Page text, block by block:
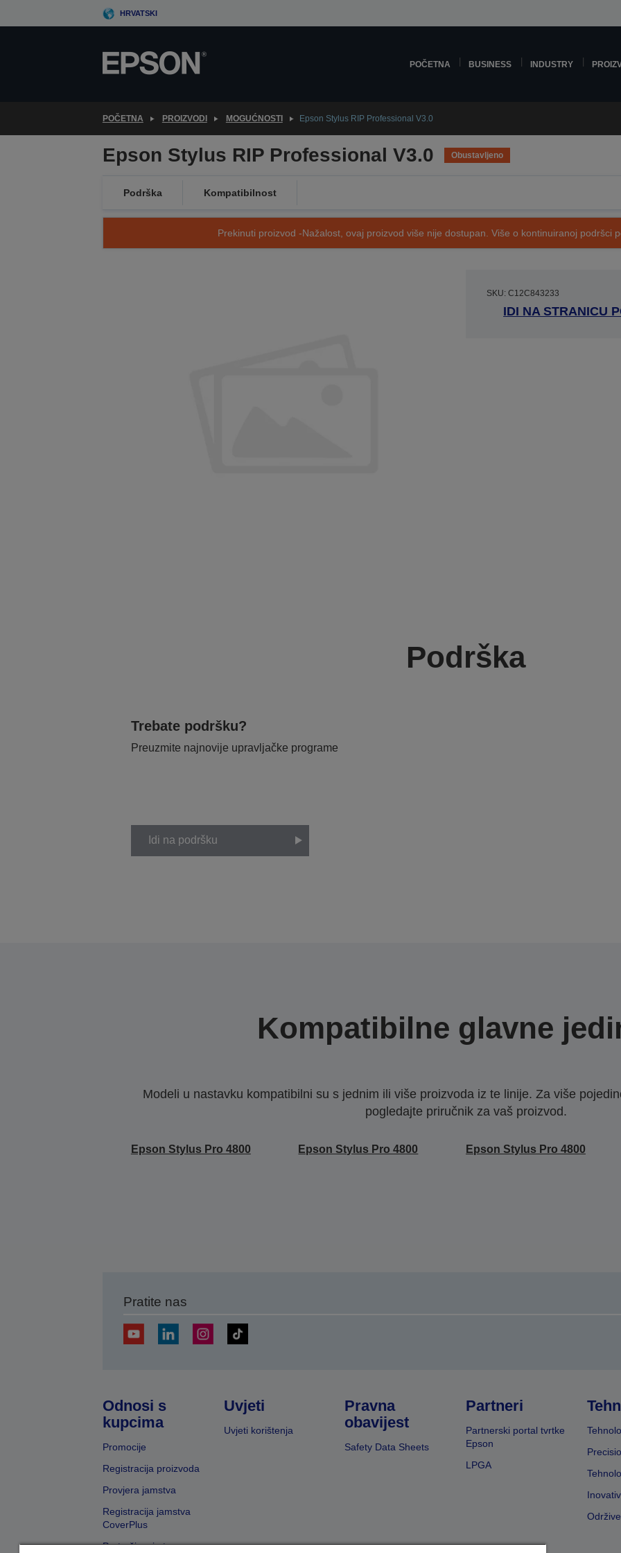
to
HRVATSKI
POČETNA BUSINESS INDUSTRY
POČETNA PROIZVODI MOGUĆNOSTI Epson Stylus RIP Professional V3.0
Epson Stylus RIP Professional V3.0 Obustavljeno
Podrška Kompatibilnost
Prekinuti proizvod -Nažalost, ovaj proizvod više nije dostupan. Više o kontinuiranoj podršci
SKU: C12C843233
IDI NA STRANICU
Podrška
Trebate podršku?
Preuzmite najnovije upravljačke programe
Idi na podršku
Kompatibilne glavne
Modeli u nastavku kompatibilni su s jednim ili više proizvoda iz te linije. Za više
pogledajte priručnik za vaš proizvod.
Epson Stylus Pro 4800 Epson Stylus Pro 4800 Epson Stylus Pro 4800
Pratite nas
Odnosi s
kupcima
Promocije
Registracija proizvoda
Provjera jamstva
Registracija jamstva
CoverPlus
Pretraživanje trgovaca
Uvjeti
Uvjeti korištenja
Pravna
obavijest
Safety Data Sheets
Partneri
Partnerski portal tvrtke
Epson
LPGA